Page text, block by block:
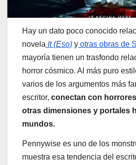
Hay un dato poco conocido
novela It (Eso) y otras obras de
mayoría tienen un trasfondo
horror cósmico. Al más puro
varios de los argumentos más
escritor, conectan con
otras dimensiones y portales
mundos.
Pennywise es uno de los
muestra esa tendencia del